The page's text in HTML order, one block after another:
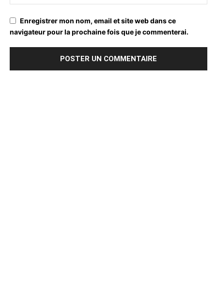
Enregistrer mon nom, email et site web dans ce
navigateur pour la prochaine fois que je commenterai.